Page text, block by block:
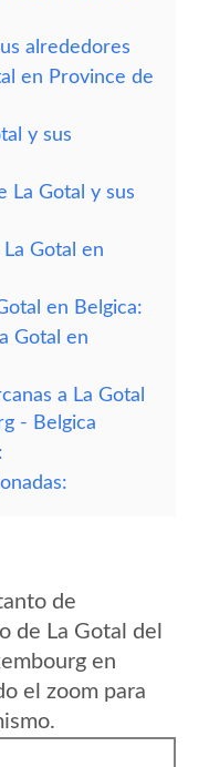
alrededores
en Province de
y sus
La Gotal y sus
Gotal en
en Belgica:
Gotal en
a La Gotal
- Belgica
de
de La Gotal del
en
el zoom para